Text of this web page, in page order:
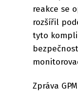
reakce se
rozšířil
tyto
Zpráva